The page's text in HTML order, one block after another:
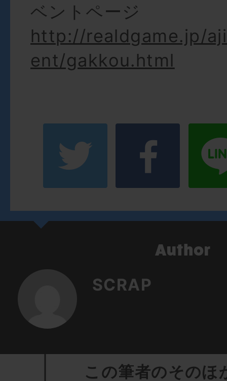
ベントページ
http://realdgame.jp/
ent/gakkou.html
SCRAP
この筆者のそのほ